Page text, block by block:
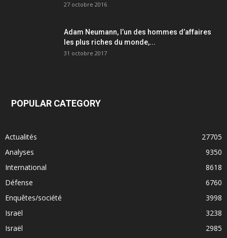
27 octobre 2016
Adam Neumann, l’un des hommes d’affaires
les plus riches du monde,...
31 octobre 2017
POPULAR CATEGORY
Actualités
27705
Analyses
9350
International
8618
Défense
6760
Enquêtes/société
3998
Israël
3238
Israël
2985